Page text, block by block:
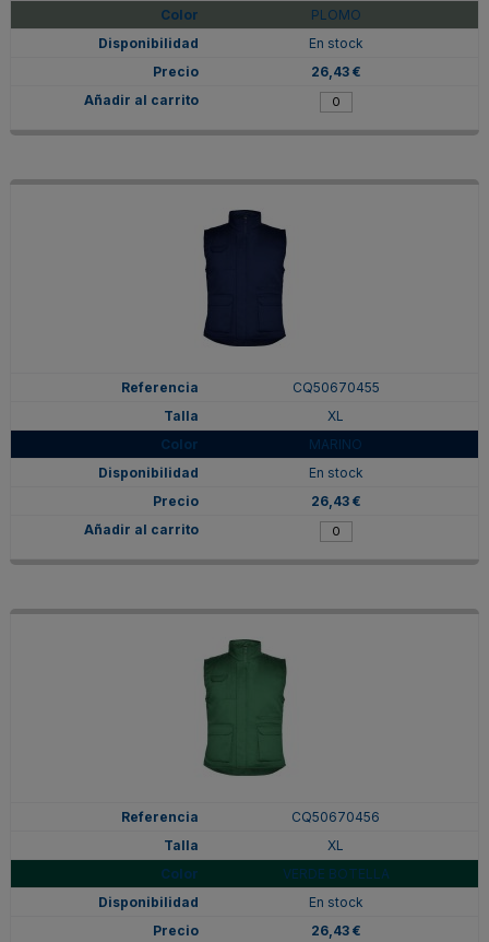
PLOMO
En stock
26,43 €
CQ50670455
XL
MARINO
En stock
26,43 €
CQ50670456
XL
VERDE BOTELLA
En stock
26,43 €